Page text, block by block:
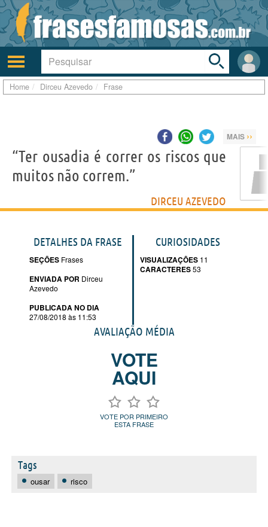
Ativar/desativar
a
navegação
Área
do
Toggle
search
bar
Home Dirceu Azevedo Frase
MAIS ››
“Ter ousadia é correr os riscos que
muitos não correm.”
DIRCEU AZEVEDO
DETALHES DA FRASE
SEÇÕES Frases
ENVIADA POR Dirceu
Azevedo
PUBLICADA NO DIA
27/08/2018 às 11:53
CURIOSIDADES
VISUALIZAÇÕES 11
CARACTERES53
AVALIAÇÃO MÉDIA
VOTE
AQUI
VOTE POR PRIMEIRO
ESTA FRASE
Tags
ousar risco